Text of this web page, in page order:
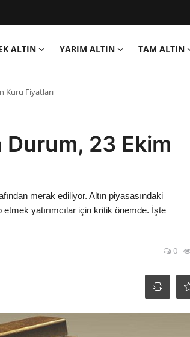
ALTIN YARIM ALTIN TAM ALTIN
Kuru Fiyatları
Durum, 23 Ekim
merak ediliyor. Altın piyasasındaki
yatırımcılar için kritik önemde. İşte
0